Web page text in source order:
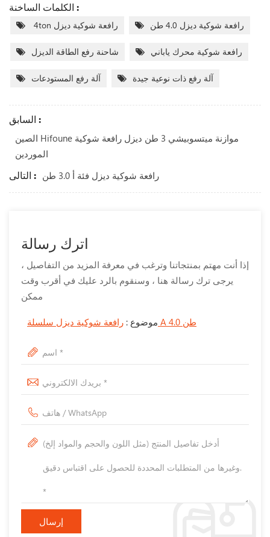
الكلمات الساخنة :
4ton رافعة شوكية ديزل رافعة شوكية ديزل 4.0 طن
شاحنة رفع الطاقة الديزل رافعة شوكية محرك ياباني
آلة رفع المستودعات آلة رفع ذات نوعية جيدة
السابق :
الصين Hifoune موازنة ميتسوبيشي 3 طن ديزل رافعة شوكية
الموردين
التالى : رافعة شوكية ديزل فئة أ 3.0 طن
اترك رسالة
إذا أنت مهتم بمنتجاتنا وترغب في معرفة المزيد من التفاصيل ،
يرجى ترك رسالة هنا ، وسنقوم بالرد عليك في أقرب وقت
ممكن
موضوع : رافعة شوكية ديزل سلسلة A 4.0 طن